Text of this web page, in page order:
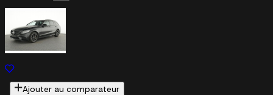
Ajouter au comparateur